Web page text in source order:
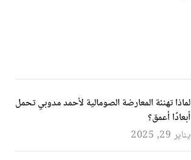
لماذا تهنئة المعارضة الصومالية لأحمد مدوبي تحمل
أبعادًا أعمق؟
يناير 29, 2025